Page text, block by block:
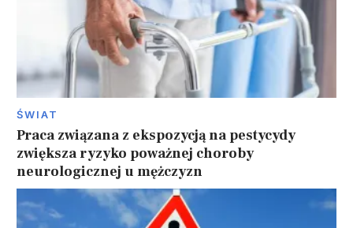
ŚWIAT
Praca związana z ekspozycją na pestycydy
zwiększa ryzyko poważnej choroby
neurologicznej u mężczyzn